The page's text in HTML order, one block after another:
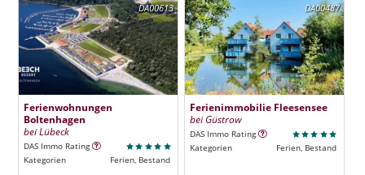
DA00613
Ferienwohnungen
Boltenhagen
bei Lübeck
DAS Immo Rating
Kategorien
Ferien, Bestand
DA00487
Ferienimmobilie Fleesensee
bei Güstrow
DAS Immo Rating
Kategorien
Ferien, Bestand